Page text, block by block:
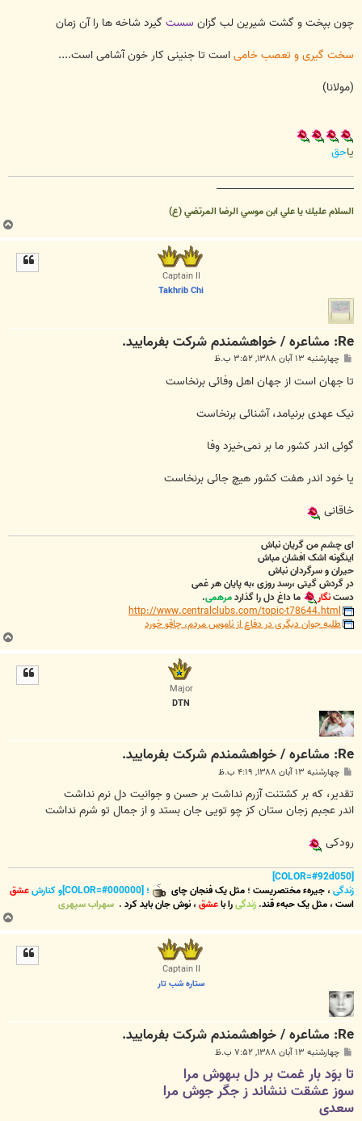
چون بپخت و گشت شیرین لب گزان سستگیرد شاخه ها را آن زمان
سخت گیری و تعصب خامیاست تا جنینی کار خون آشامی است....
(مولانا)
یاحق
__________________________________
السلام عليك يا علي ابن موسي الرضا المرتضي (ع)
ب
ا
Captain II
Takhrib Chi
Re: مشاعره / خواهشمندم شرکت بفرماييد.
پ
ت
چهارشنبه ۱۳ آبان ۱۳۸۸, ۳:۵۲ ب.ظ
تا جهان است از جهان اهل وفائی برنخاست
نیک عهدی برنیامد، آشنائی برنخاست
گوئی اندر کشور ما بر نمی‌خیزد وفا
یا خود اندر هفت کشور هیچ جائی برنخاست
خاقانی
ای چشم من گریان نباش
اینگونه اشک افشان مباش
حیران و سرگردان نباش
در گردش گیتی ،رسد روزی ،به پایان هر غمی
دستنگار ما داغ دل را گذاردمرهمی.
http://www.centralclubs.com/topic-t78644.html
طلبه جوان دیگری در دفاع از ناموس مردم، چاقو خورد
ب
ا
Major
DTN
Re: مشاعره / خواهشمندم شرکت بفرماييد.
پ
ت
چهارشنبه ۱۳ آبان ۱۳۸۸, ۴:۱۹ ب.ظ
تقدیر، که بر کشتنت آزرم نداشت بر حسن و جوانیت دل نرم نداشت
اندر عجبم زجان ستان کز چو تویی جان بستد و از جمال تو شرم نداشت
رودکی
زندگی،جیرهء مختصریست؛مثل یک فنجان چای ؛ [COLOR=#000000]و کنارش
عشق
است،مثل یک حبهء قند. زندگیرا باعشق،نوش جانباید کرد. سهراب سپهری
ب
ا
Captain II
ستاره شب تار
Re: مشاعره / خواهشمندم شرکت بفرماييد.
پ
ت
چهارشنبه ۱۳ آبان ۱۳۸۸, ۷:۵۲ ب.ظ
تا بوَد بار غمت بر دل بى‏هوش مرا
سوز عشقت ننشاند ز جگر جوش مرا
سعدی